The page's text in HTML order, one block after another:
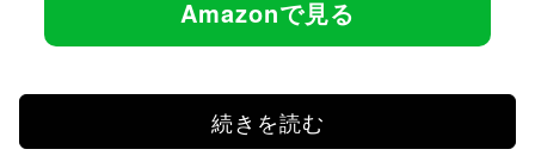
Amazonで見る
続きを読む